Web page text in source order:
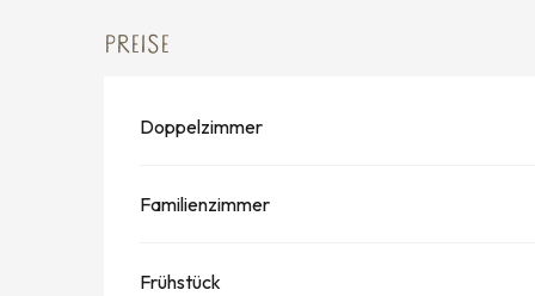
PREISE
Doppelzimmer
Familienzimmer
Frühstück